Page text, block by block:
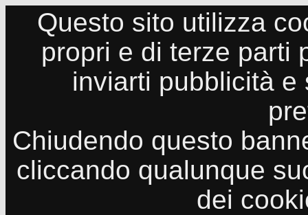
Questo sito utilizza
propri e di terze parti
inviarti pubblicità
Chiudendo questo
cliccando qualunque
dei